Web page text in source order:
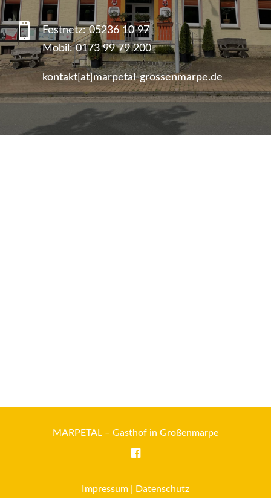
 Festnetz:05236 10 97
Mobil:0173 99 79 200
kontakt[at]marpetal-grossenmarpe.de
MARPETAL – Gasthof in Großenmarpe
Impressum Datenschutz